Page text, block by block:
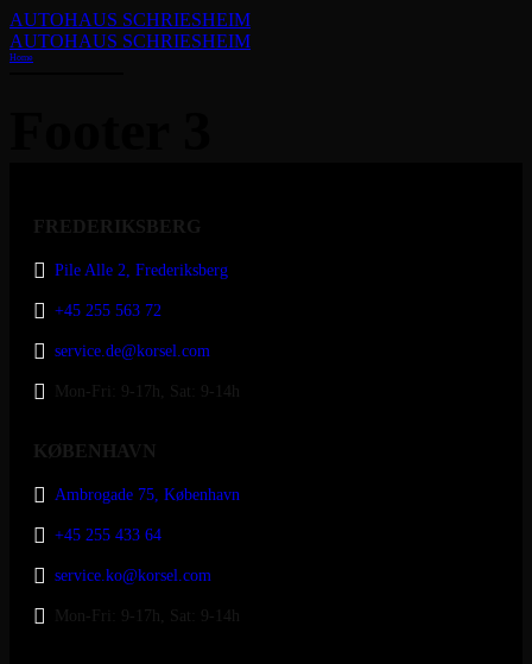
AUTOHAUS SCHRIESHEIM
AUTOHAUS SCHRIESHEIM
Home
FREDERIKSBERG
Pile Alle 2, Frederiksberg
+45 255 563 72
service.de@korsel.com
Mon-Fri: 9-17h, Sat: 9-14h
KØBENHAVN
Ambrogade 75, København
+45 255 433 64
service.ko@korsel.com
Mon-Fri: 9-17h, Sat: 9-14h